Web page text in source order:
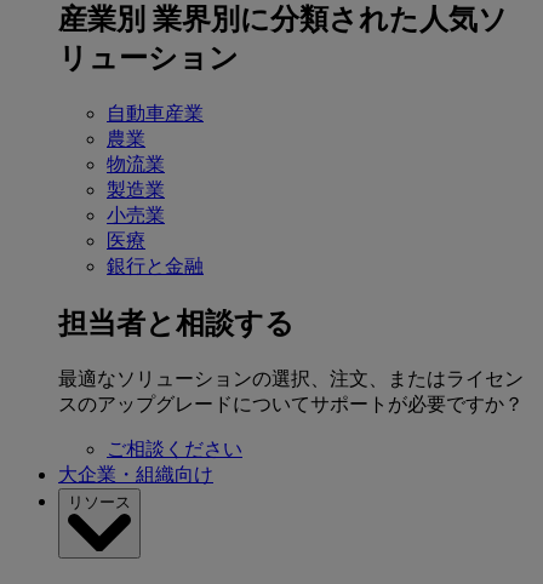
産業別 業界別に分類された人気ソ
リューション
自動車産業
農業
物流業
製造業
小売業
医療
銀行と金融
担当者と相談する
最適なソリューションの選択、注文、またはライセン
スのアップグレードについてサポートが必要ですか？
ご相談ください
大企業・組織向け
リソース